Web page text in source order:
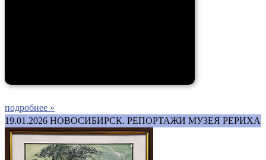
подробнее »
19.01.2026 НОВОСИБИРСК. РЕПОРТАЖИ МУЗЕЯ РЕРИХА